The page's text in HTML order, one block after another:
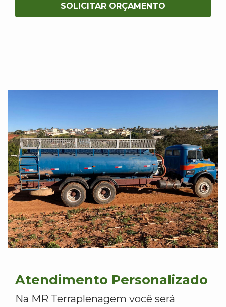
SOLICITAR ORÇAMENTO
Atendimento Personalizado
Na MR Terraplenagem você será